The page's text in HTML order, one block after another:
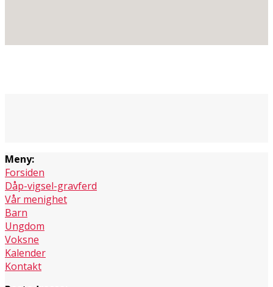
Meny:
Forsiden
Dåp-vigsel-gravferd
Vår menighet
Barn
Ungdom
Voksne
Kalender
Kontakt